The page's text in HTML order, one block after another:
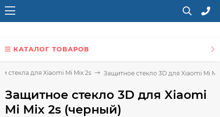
КАТАЛОГ ТОВАРОВ
стекла для Xiaomi Mi Mix 2s Защитное стекло 3D для Xiaomi Mi
Защитное стекло 3D для Xiaomi
Mi Mix 2s (черный)